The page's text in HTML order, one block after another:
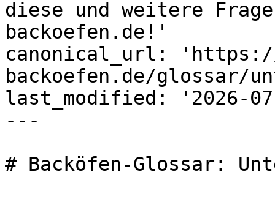
diese und weitere
backoefen.de!'
canonical_url: 'https://
backoefen.de/glossar/
last_modified: '2026-
---
# Backöfen-Glossar: